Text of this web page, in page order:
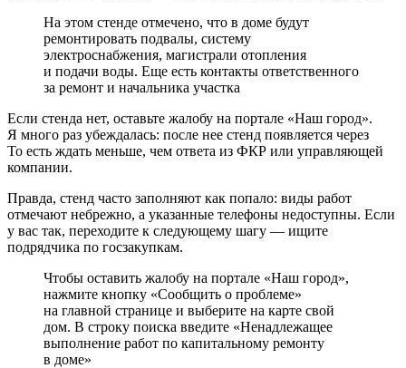
На этом стенде отмечено, что в доме будут
ремонтировать подвалы, систему
электроснабжения, магистрали отопления
и подачи воды. Еще есть контакты ответственного
за ремонт и начальника участка
Если стенда нет, оставьте жалобу на портале «Наш город».
Я много раз убеждалась: после нее стенд появляется через
То есть ждать меньше, чем ответа из ФКР или управляющей
компании.
Правда, стенд часто заполняют как попало: виды работ
отмечают небрежно, а указанные телефоны недоступны. Если
у вас так, переходите к следующему шагу — ищите
подрядчика по госзакупкам.
Чтобы оставить жалобу на портале «Наш город»,
нажмите кнопку «Сообщить о проблеме»
на главной странице и выберите на карте свой
дом. В строку поиска введите «Ненадлежащее
выполнение работ по капитальному ремонту
в доме»